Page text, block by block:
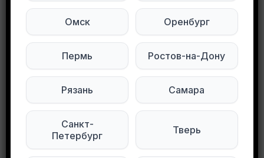
Пишите в ЛС
Подписывайтесь на нас в социальных
сетях:
Мы в Max Мы в Telegram
0 82 просмотров
Омск Оренбург
Пермь Ростов-на-Дону
Рязань Самара
Санкт-
Петербург
Тверь